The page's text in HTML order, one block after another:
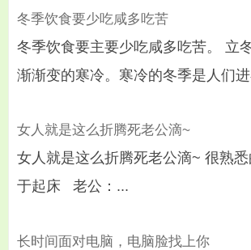
冬季饮食要少吃咸多吃苦
冬季饮食要主要少吃咸多吃苦。 立
渐渐变的寒冷。寒冷的冬季是人们
女人就是这么折腾死老公滴~
女人就是这么折腾死老公滴~ 很熟
于起床 老公：...
长时间面对电脑，电脑脸找上你